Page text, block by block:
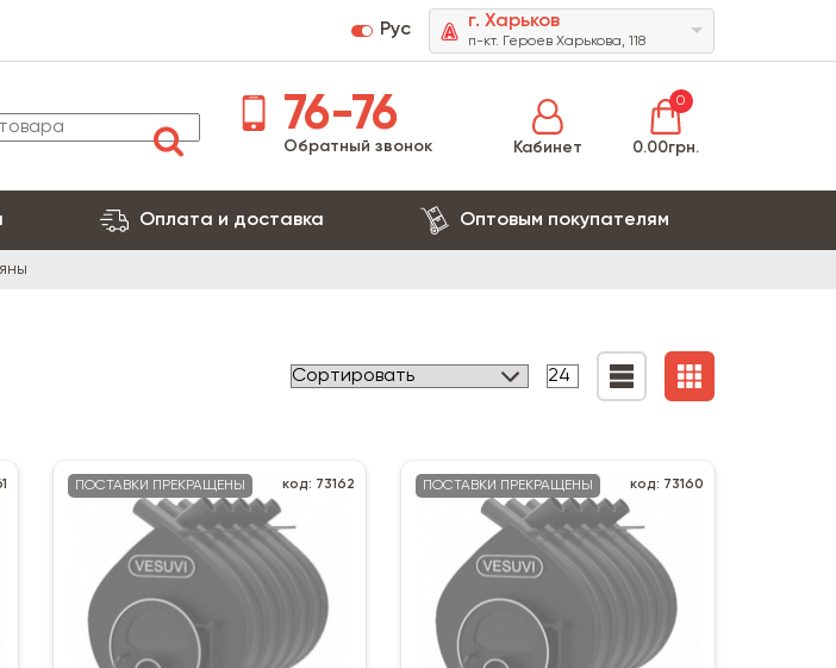
Рус г. Харьков
п-кт. Героев Харькова, 118
76-76
Обратный звонок Кабинет
0
0.00грн.
Оплата и доставка Оптовым покупателям
ПОСТАВКИ ПРЕКРАЩЕНЫ код: 73162 ПОСТАВКИ ПРЕКРАЩЕНЫ код: 73160